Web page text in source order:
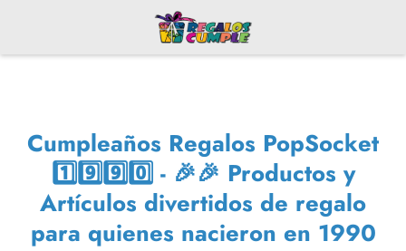
Cumpleaños Regalos PopSocket
1️⃣9️⃣9️⃣0️⃣ - 🎉🎉 Productos y
Artículos divertidos de regalo
para quienes nacieron en 1990